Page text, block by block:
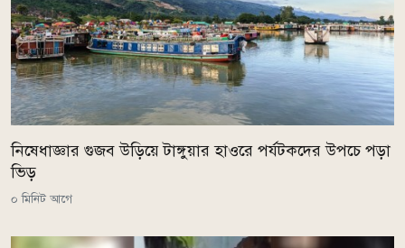
নিষেধাজ্ঞার গুজব উড়িয়ে টাঙ্গুয়ার হাওরে পর্যটকদের উপচে পড়া
ভিড়
০ মিনিট আগে